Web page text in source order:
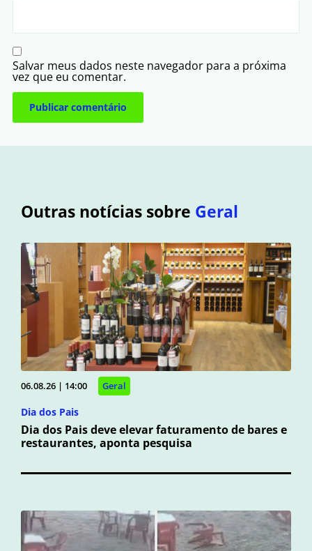
Salvar meus dados neste navegador para a próxima
vez que eu comentar.
Outras notícias sobre Geral
06.08.26 | 14:00 Geral
Dia dos Pais
Dia dos Pais deve elevar faturamento de bares e
restaurantes, aponta pesquisa